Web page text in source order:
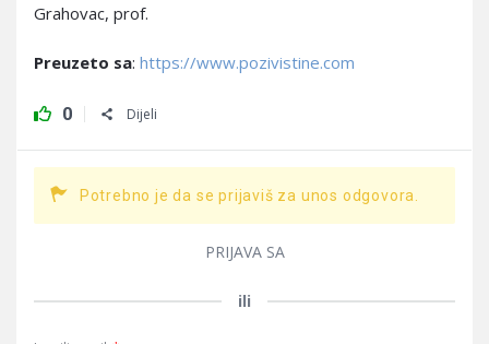
Grahovac, prof.
Preuzeto sa: https://www.pozivistine.com
0 Dijeli
Potrebno je da se prijaviš za unos odgovora.
PRIJAVA SA
ili